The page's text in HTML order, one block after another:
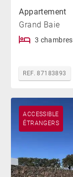
Appartement
Grand Baie
3 chambres
REF. 87183893
ACCESSIBLE
ÉTRANGERS